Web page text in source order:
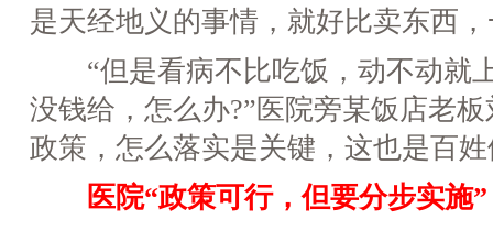
是天经地义的事情，就好比卖东西
“但是看病不比吃饭，动不动就
没钱给，怎么办?”医院旁某饭店老
政策，怎么落实是关键，这也是百
医院“政策可行，但要分步实施”